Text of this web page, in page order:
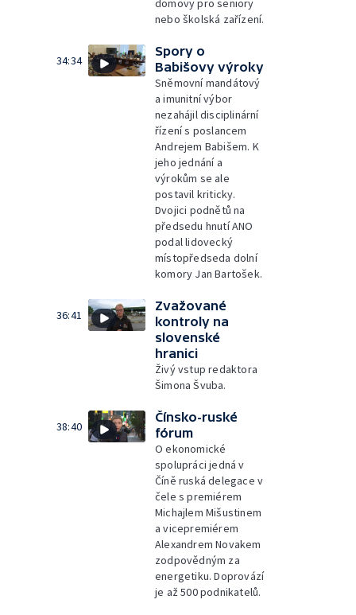
nebo školská zařízení.
34:34
Spory o
Babišovy výroky
Sněmovní mandátový
a imunitní výbor
nezahájil disciplinární
řízení s poslancem
Andrejem Babišem. K
jeho jednání a
výrokům se ale
postavil kriticky.
Dvojici podnětů na
předsedu hnutí ANO
podal lidovecký
místopředseda dolní
komory Jan Bartošek.
36:41
Zvažované
kontroly na
slovenské
hranici
Živý vstup redaktora
Šimona Švuba.
38:40
Čínsko-ruské
fórum
O ekonomické
spolupráci jedná v
Číně ruská delegace v
čele s premiérem
Michajlem Mišustinem
a vicepremiérem
Alexandrem Novakem
zodpovědným za
energetiku. Doprovází
je až 500 podnikatelů.